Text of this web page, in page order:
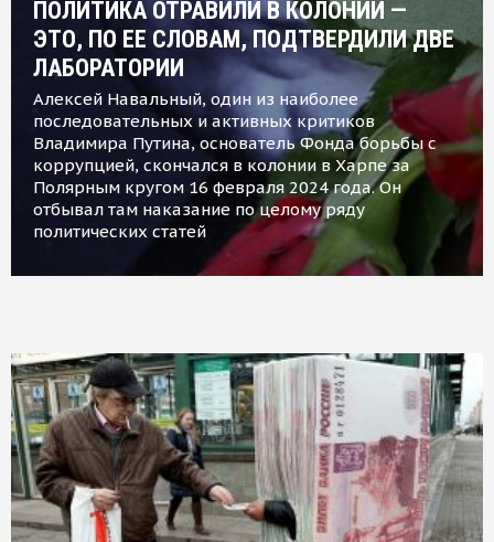
ПОЛИТИКА ОТРАВИЛИ В КОЛОНИИ —
ЭТО, ПО ЕЕ СЛОВАМ, ПОДТВЕРДИЛИ ДВЕ
ЛАБОРАТОРИИ
Алексей Навальный, один из наиболее
последовательных и активных критиков
Владимира Путина, основатель Фонда борьбы с
коррупцией, скончался в колонии в Харпе за
Полярным кругом 16 февраля 2024 года. Он
отбывал там наказание по целому ряду
политических статей